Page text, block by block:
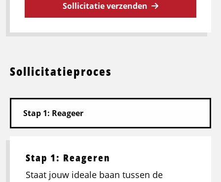
Sollicitatie verzenden
Sollicitatieproces
Stap 1: Reageren
Staat jouw ideale baan tussen de